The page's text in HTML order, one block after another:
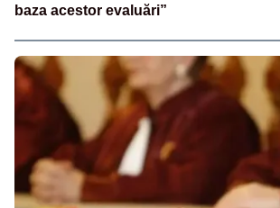
baza acestor evaluări”